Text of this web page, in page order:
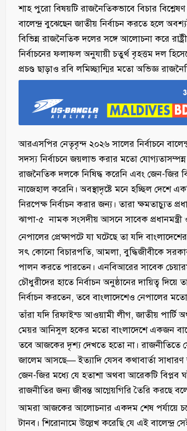
শাহ পুরো বিষয়টি রাজনৈতিকভাবে বিচার
বালেন্দ্র বুঝেছেন জাতীয় নির্বাচন করতে হলে
বিভিন্ন রাজনৈতিক দলের সঙ্গে আলোচনা করে
নির্বাচনের ফলাফল অনুযায়ী চতুর্থ বৃহত্তম দল
প্রচণ্ড ছাড়াও রবি লমিচ্ছান্মির মতো অভিজ্ঞ
আরএসপির নেতৃবৃন্দ ২০২৬ সালের নির্বাচনে
সদস্য নির্বাচনে জয়লাভ করার মতো
রাজনৈতিক দলকে নিষিদ্ধ করেনি এবং জেন-জির
নাজেহাল করেনি। অবস্থাদৃষ্টে মনে হচ্ছিল দেশে
নিরপেক্ষ নির্বাচন করার জন্য। তারা ক্ষমতাচ্যুত
ঝাপা-৫ নামক সংসদীয় আসনে সাবেক প্রধানমন্ত্রী
নেপালের প্রেক্ষাপটে যা ঘটেছে তা যদি
সৎ কোনো বিচারপতি, আমলা, বুদ্ধিজীবীকে
পালন করতে পারতেন। এনবিআরের সাবেক
চৌধুরীদের হাতে নির্বাচন অনুষ্ঠানের দায়িত্ব
নির্বাচন করতেন, তবে বাংলাদেশেও নেপালের
তাঁরা যদি রিফাইন্ড আওয়ামী লীগ, জাতীয়
মেয়র আনিসুল হকের মতো বাংলাদেশে একজন
তবে আজকের দৃশ্য দেখতে হতো না।
জালেম আসছে— ইত্যাদি যেসব কথাবার্তা
জেন-জির মধ্যে যে হতাশা অথবা আরেকটি
রাজনীতির জন্য জীবন্ত আগ্নেয়গিরি তৈরি করছে
আমরা আজকের আলোচনার একদম শেষ পর্যায়ে চলে
টানব। শিরোনামে উল্লেখ করেছি যে এই বালেন্দ্র